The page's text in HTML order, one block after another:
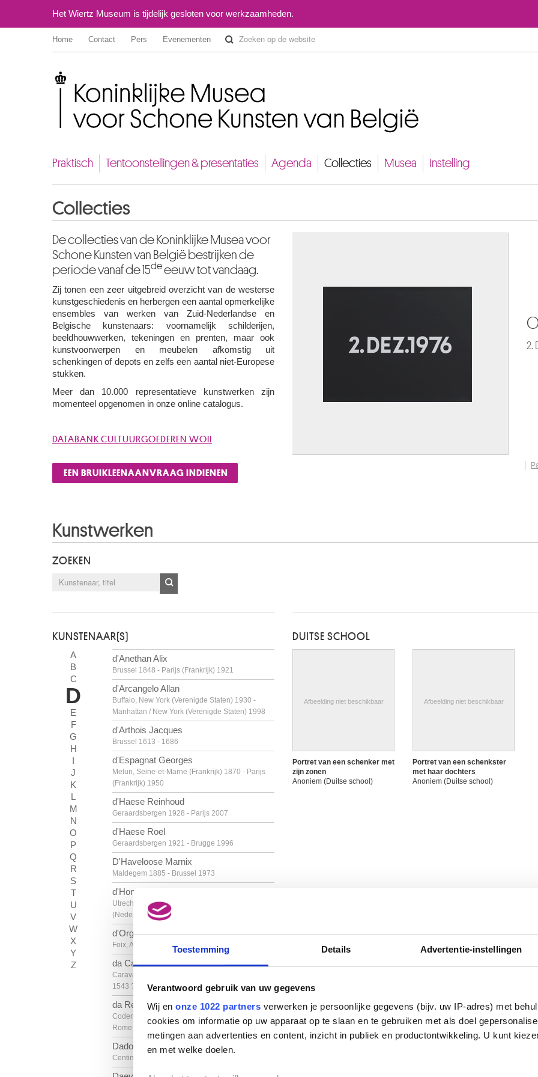
Toestemming Details Advertentie-instellingen
Verantwoord gebruik van uw gegevens
Wij en onze 1022 partners verwerken je persoonlijke gegevens (bijv. uw IP-adres) met
cookies om informatie op uw apparaat op te slaan en te gebruiken met als doel
metingen aan advertenties en content, inzicht in publiek en productontwikkeling. U kunt
en met welke doelen.
Het Wiertz Museum is tijdelijk gesloten voor werkzaamheden.
Home Contact Pers Evenementen
Praktisch Tentoonstellingen & presentaties Agenda Collecties Musea Instelling
Collecties
De collecties van de Koninklijke Musea voor
Schone Kunsten van België bestrijken de
periode vanaf de 15deeeuw tot vandaag.
Zij tonen een zeer uitgebreid overzicht van de westerse
kunstgeschiedenis en herbergen een aantal opmerkelijke
ensembles van werken van Zuid-Nederlandse en
Belgische kunstenaars: voornamelijk schilderijen,
beeldhouwwerken, tekeningen en prenten, maar ook
kunstvoorwerpen en meubelen afkomstig uit
schenkingen of depots en zelfs een aantal niet-Europese
stukken.
Meer dan 10.000 representatieve kunstwerken zijn
momenteel opgenomen in onze online catalogus.
DATABANK CULTUURGOEDEREN WOII
EEN BRUIKLEENAANVRAAG INDIENEN
Kunstwerken
ZOEKEN
KUNSTENAAR(S)
A
B
C
D
E
F
G
H
I
J
K
L
M
N
O
P
Q
R
S
T
U
V
W
X
Y
Z
d'Anethan Alix
Brussel 1848 - Parijs (Frankrijk) 1921
d'Arcangelo Allan
Buffalo, New York (Verenigde Staten) 1930 -
Manhattan / New York (Verenigde Staten) 1998
d'Arthois Jacques
Brussel 1613 - 1686
d'Espagnat Georges
Melun, Seine-et-Marne (Frankrijk) 1870 - Parijs
(Frankrijk) 1950
d'Haese Reinhoud
Geraardsbergen 1928 - Parijs 2007
d'Haese Roel
Geraardsbergen 1921 - Brugge 1996
D'Haveloose Marnix
Maldegem 1885 - Brussel 1973
d'Hondecoeter Melchior
Utrecht (Nederland) 1636 - Amsterdam
(Nederland) 1695
d'Orgeix Christian
Foix, Ariège (Frankrijk) 1927
da Caravaggio Polidor Caldara
Caravaggio (Italië) 1490 - Messina (Sicilië, Italië)
1543 ?
da Reggio Raffaellino
Codemondo, Reggio Emilia (Italië) ca. 1550 -
Rome (Italië) 1578
Dado
Centinje (Montenegro, Joegoslavië) 1933
DUITSE SCHOOL
Afbeelding niet beschikbaar
Portret van een schenker met
zijn zonen
Anoniem (Duitse school)
Afbeelding niet beschikbaar
Portret van een schenkster
met haar dochters
Anoniem (Duitse school)